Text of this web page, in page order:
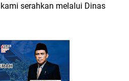
serahkan melalui Dinas